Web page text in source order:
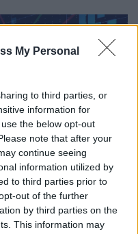
My Personal
to third parties, or
information for
the below opt-out
note that after your
continue seeing
information utilized by
to third parties prior to
out of the further
by third parties on the
This information may
a pénzét a
forint volt, a